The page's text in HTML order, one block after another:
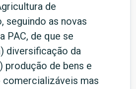
de
seguindo as novas
PAC, de que se
diversificação da
produção de bens e
comercializáveis mas